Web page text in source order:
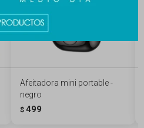
Afeitadora mini portable -
negro
$ 499